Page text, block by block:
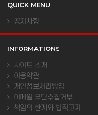
QUICK MENU
공지사항
INFORMATIONS
사이트 소개
이용약관
개인정보처리방침
이메일 무단수집거부
책임의 한계와 법적고지